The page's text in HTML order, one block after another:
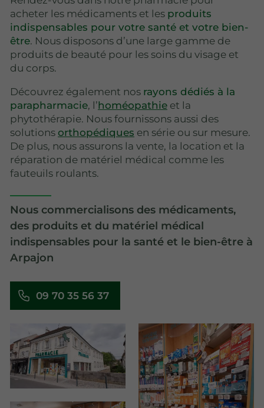
acheter les médicaments et les produits
indispensables pour votre santé et votre bien-
être. Nous disposons d’une large gamme de
produits de beauté pour les soins du visage et
du corps.
Découvrez également nos rayons dédiés à la
parapharmacie, l’homéopathie et la
phytothérapie. Nous fournissons aussi des
solutions orthopédiques en série ou sur mesure.
De plus, nous assurons la vente, la location et la
réparation de matériel médical comme les
fauteuils roulants.
Nous commercialisons des médicaments,
des produits et du matériel médical
indispensables pour la santé et le bien-être à
Arpajon
09 70 35 56 37